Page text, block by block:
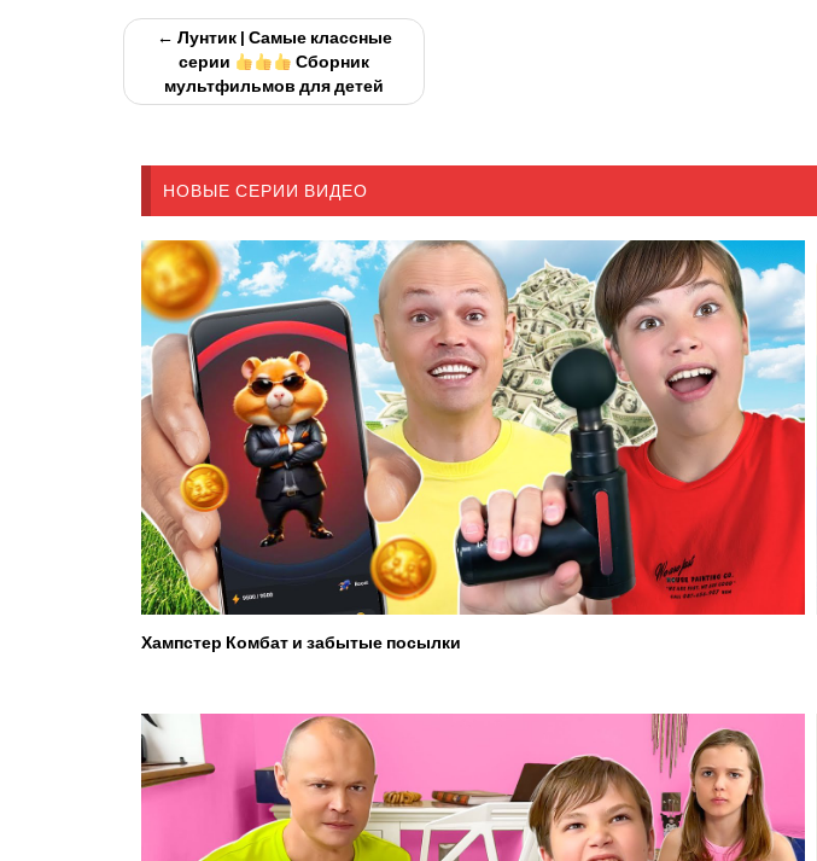
← Лунтик | Самые классные
серии
Сборник
мультфильмов для детей
НОВЫЕ СЕРИИ ВИДЕО
Хампстер Комбат и забытые посылки